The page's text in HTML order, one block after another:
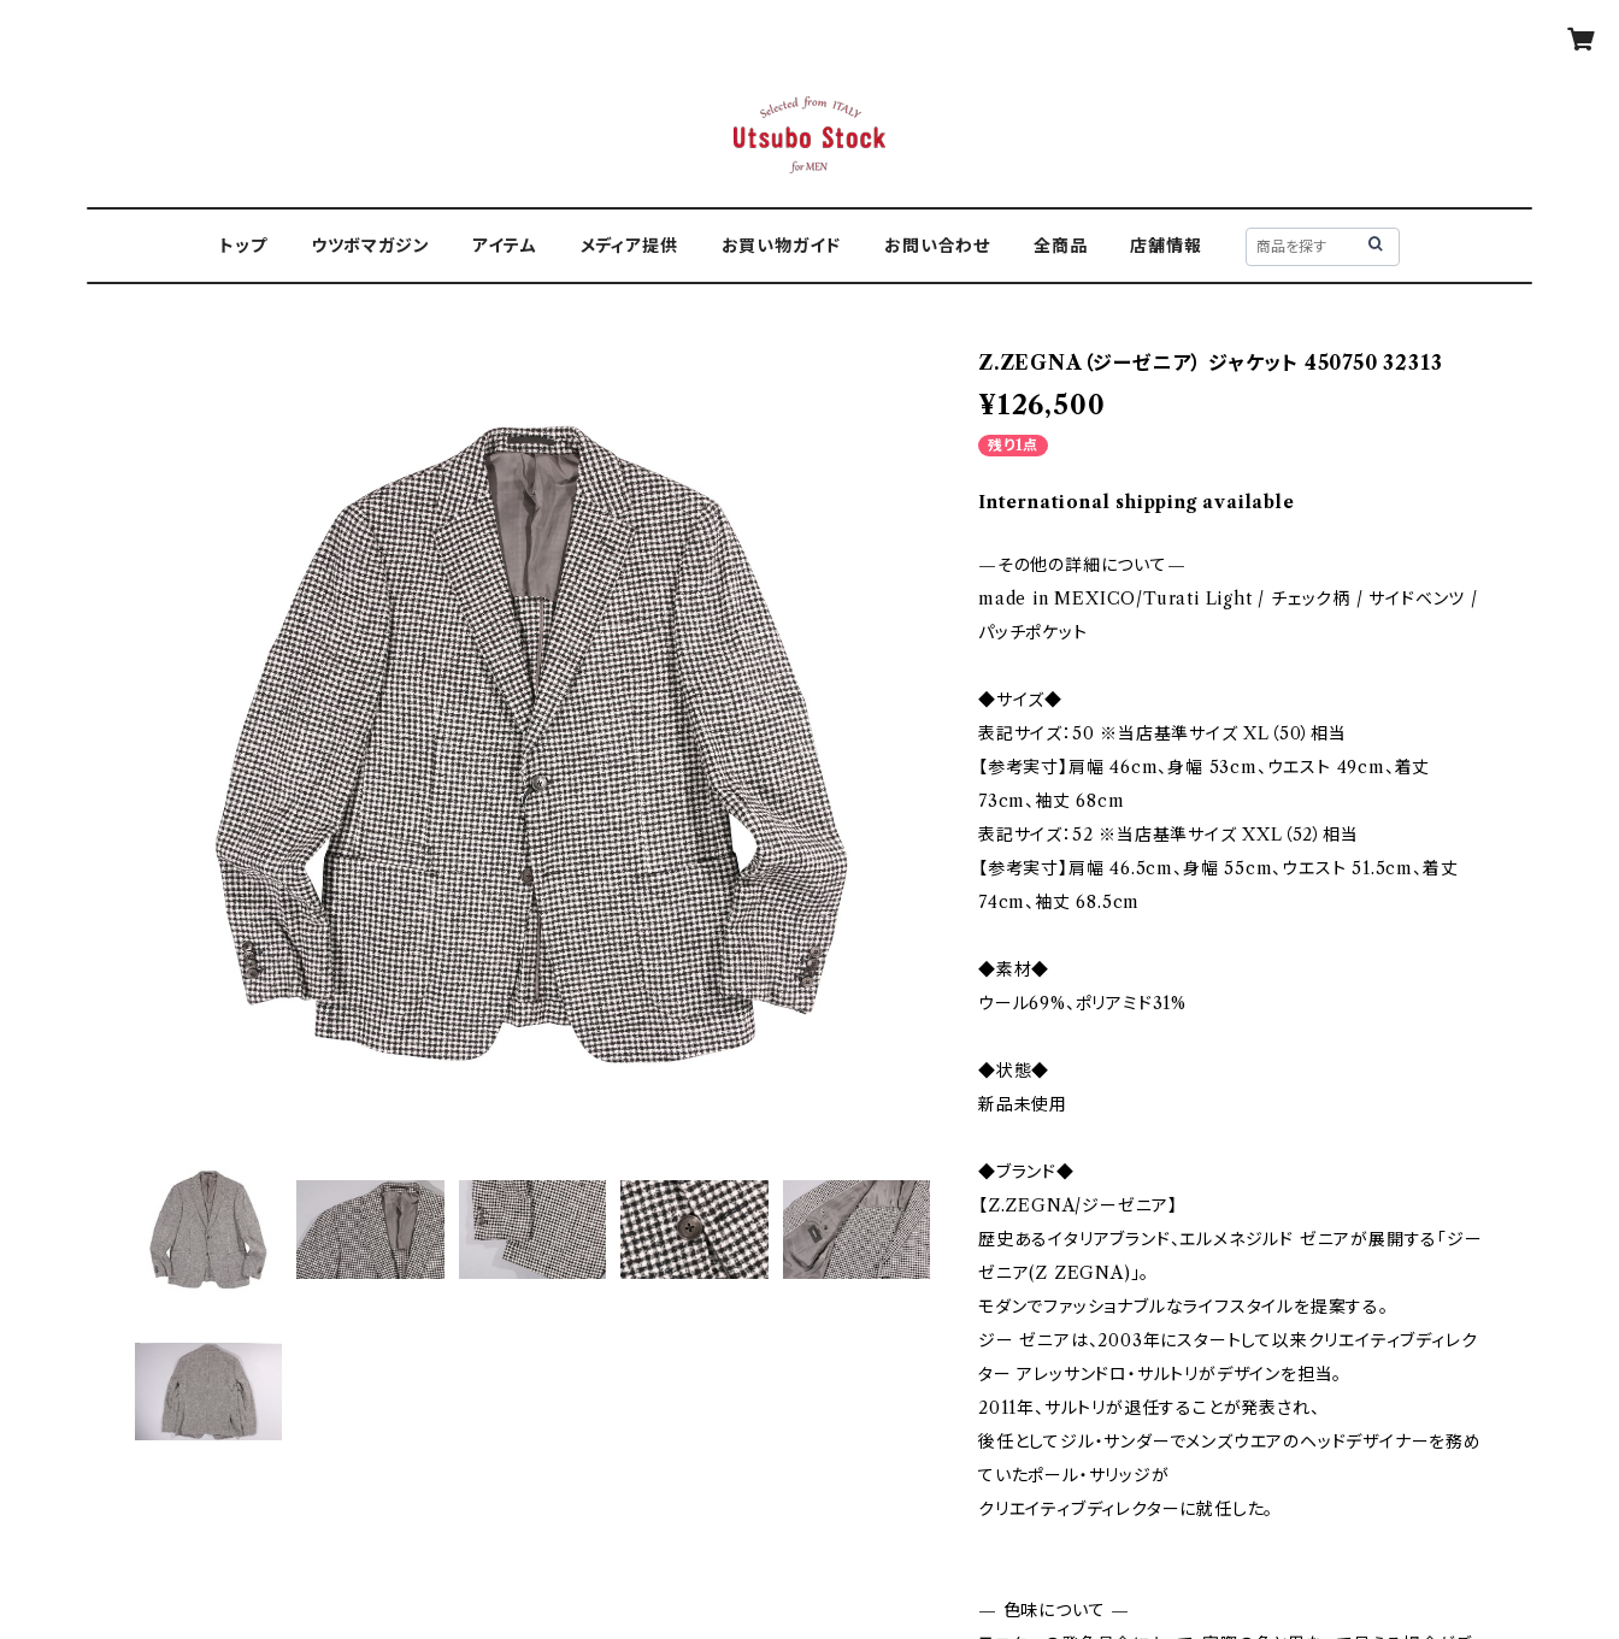
トップ ウツボマガジン アイテム メディア提供 お買い物ガイド お問い合わせ 全商品 店舗情報
Z.ZEGNA（ジーゼニア） ジャケット 450750 32313
¥126,500
残り1点
International shipping available
—その他の詳細について—
made in MEXICO/Turati Light / チェック柄 / サイドベンツ /
パッチポケット
◆サイズ◆
表記サイズ：50 ※当店基準サイズ XL（50）相当
【参考実寸】肩幅 46cm、身幅 53cm、ウエスト 49cm、着丈
73cm、袖丈 68cm
表記サイズ：52 ※当店基準サイズ XXL（52）相当
【参考実寸】肩幅 46.5cm、身幅 55cm、ウエスト 51.5cm、着丈
74cm、袖丈 68.5cm
◆素材◆
ウール69%、ポリアミド31%
◆状態◆
新品未使用
◆ブランド◆
【Z.ZEGNA/ジーゼニア】
歴史あるイタリアブランド、エルメネジルド ゼニアが展開する「ジー
ゼニア(Z ZEGNA)」。
モダンでファッショナブルなライフスタイルを提案する。
ジー ゼニアは、2003年にスタートして以来クリエイティブディレク
ター アレッサンドロ・サルトリがデザインを担当。
2011年、サルトリが退任することが発表され、
後任としてジル・サンダーでメンズウエアのヘッドデザイナーを務め
ていたポール・サリッジが
クリエイティブディレクターに就任した。
— 色味について —